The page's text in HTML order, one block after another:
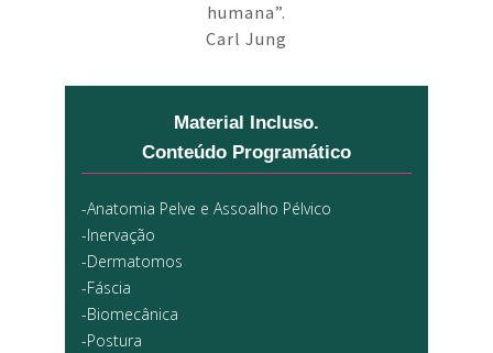
humana”.
Carl Jung
Material Incluso.
Conteúdo Programático
-Anatomia Pelve e Assoalho Pélvico
-Inervação
-Dermatomos
-Fáscia
-Biomecânica
-Postura